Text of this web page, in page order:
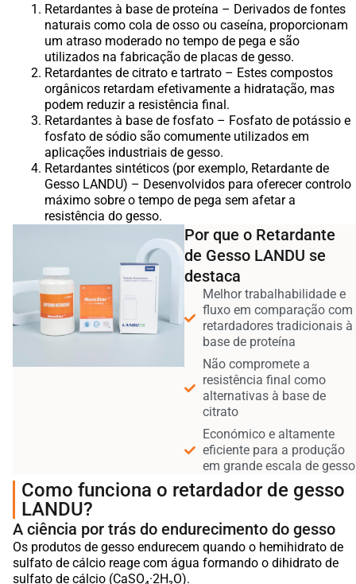
Retardantes à base de proteína – Derivados de fontes
naturais como cola de osso ou caseína, proporcionam
um atraso moderado no tempo de pega e são
utilizados na fabricação de placas de gesso.
Retardantes de citrato e tartrato – Estes compostos
orgânicos retardam efetivamente a hidratação, mas
podem reduzir a resistência final.
Retardantes à base de fosfato – Fosfato de potássio e
fosfato de sódio são comumente utilizados em
aplicações industriais de gesso.
Retardantes sintéticos (por exemplo, Retardante de
Gesso LANDU) – Desenvolvidos para oferecer controlo
máximo sobre o tempo de pega sem afetar a
resistência do gesso.
Por que o Retardante
de Gesso LANDU se
destaca
Melhor trabalhabilidade e
fluxo em comparação com
retardadores tradicionais à
base de proteína
Não compromete a
resistência final como
alternativas à base de
citrato
Económico e altamente
eficiente para a produção
em grande escala de gesso
Como funciona o retardador de gesso
LANDU?
A ciência por trás do endurecimento do gesso
Os produtos de gesso endurecem quando o hemihidrato de
sulfato de cálcio reage com água formando o dihidrato de
sulfato de cálcio (CaSO₄·2H₂O).